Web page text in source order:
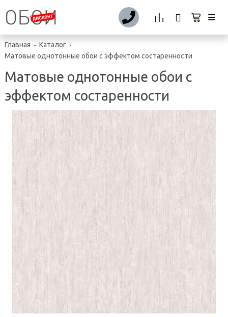
Главная - Каталог -
Матовые однотонные обои с эффектом состаренности
Матовые однотонные обои с
эффектом состаренности